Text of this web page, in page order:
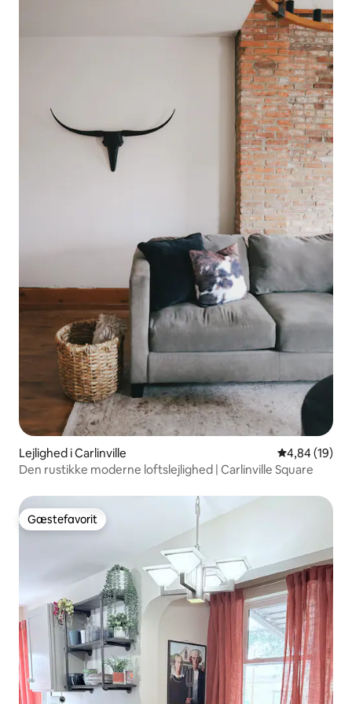
Lejlighed i Carlinville 4,84 ud af 5 i
4,84 (19)
Den rustikke moderne loftslejlighed | Carlinville Square
Gæstefavorit
Gæstefavorit